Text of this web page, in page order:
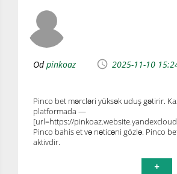
Odpinkoaz 2025-11-10
Pinco bet mərcləri yüksək uduş gətirir.
platformada —
[url=https://
Pinco bahis et və nəticəni gözlə. Pinco
aktivdir.
+